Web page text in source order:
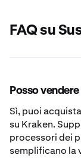
FAQ su
Posso vendere
Sì, puoi
su Kraken.
processori dei
semplificano la